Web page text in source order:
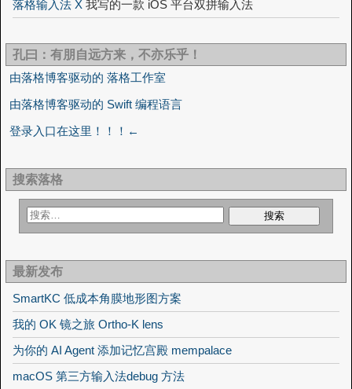
落格输入法 X 我写的一款 iOS 平台双拼输入法
孔曰：有朋自远方来，不亦乐乎！
由落格博客驱动的 落格工作室
由落格博客驱动的 Swift 编程语言
登录入口在这里！！！←
搜索落格
最新发布
SmartKC 低成本角膜地形图方案
我的 OK 镜之旅 Ortho-K lens
为你的 AI Agent 添加记忆宫殿 mempalace
macOS 第三方输入法debug 方法